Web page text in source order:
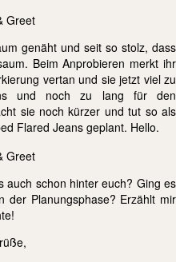
genäht und seit so stolz, dass
Beim Anprobieren merkt ihr
vertan und sie jetzt viel zu
und noch zu lang für den
sie noch kürzer und tut so als
Flared Jeans geplant. Hello.
auch schon hinter euch? Ging es
der Planungsphase? Erzählt mir